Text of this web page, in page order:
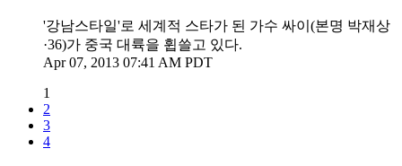
'강남스타일'로 세계적 스타가 된 가수 싸이(본명 박재상
·36)가 중국 대륙을 휩쓸고 있다.
Apr 07, 2013 07:41 AM PDT
1
2
3
4